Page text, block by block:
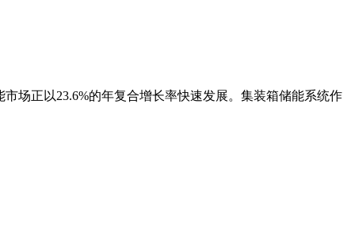
场正以23.6%的年复合增长率快速发展。集装箱储能系统作